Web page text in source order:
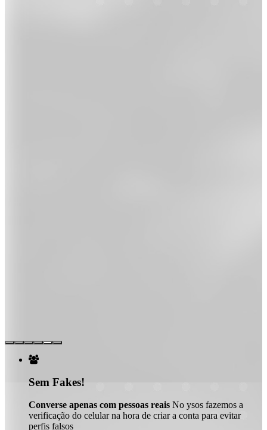

Sem Fakes!
Converse apenas com pessoas reais No ysos fazemos a
verificação do celular na hora de criar a conta para evitar
perfis falsos